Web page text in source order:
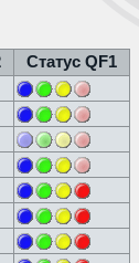
Статус QF1